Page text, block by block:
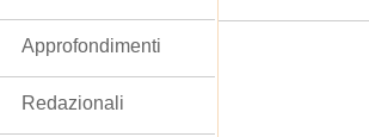
Approfondimenti
Redazionali